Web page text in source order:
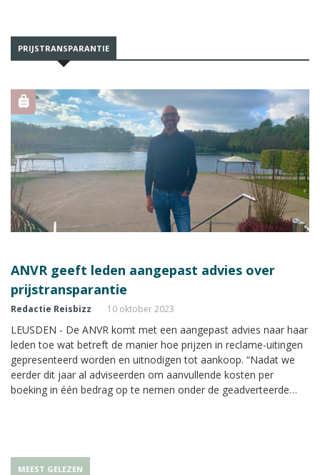
PRIJSTRANSPARANTIE
ANVR geeft leden aangepast advies over
prijstransparantie
Redactie Reisbizz 10 oktober 2023
LEUSDEN - De ANVR komt met een aangepast advies naar haar
leden toe wat betreft de manier hoe prijzen in reclame-uitingen
gepresenteerd worden en uitnodigen tot aankoop. “Nadat we
eerder dit jaar al adviseerden om aanvullende kosten per
boeking in één bedrag op te nemen onder de geadverteerde
MEEST GELEZEN